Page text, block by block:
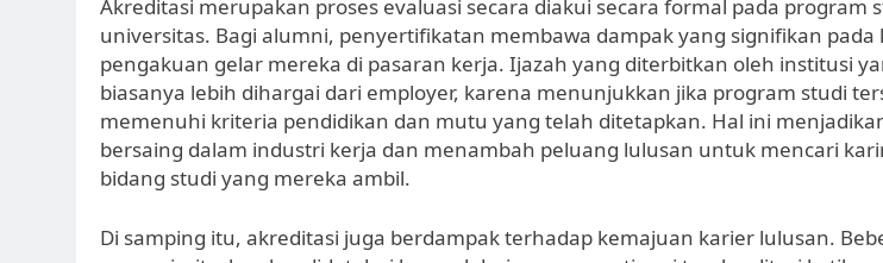
Akreditasi merupakan proses evaluasi secara diakui secara formal pada program
universitas. Bagi alumni, penyertifikatan membawa dampak yang signifikan pada
pengakuan gelar mereka di pasaran kerja. Ijazah yang diterbitkan oleh institusi
biasanya lebih dihargai dari employer, karena menunjukkan jika program studi
memenuhi kriteria pendidikan dan mutu yang telah ditetapkan. Hal ini
bersaing dalam industri kerja dan menambah peluang lulusan untuk mencari
bidang studi yang mereka ambil.
Di samping itu, akreditasi juga berdampak terhadap kemajuan karier lulusan.